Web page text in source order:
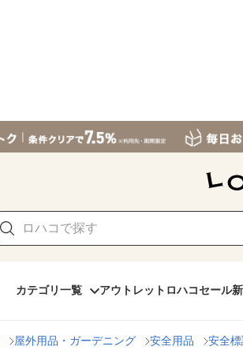
カテゴリ一覧 アウトレット ロハコセール
屋外用品・ガーデニング 安全用品 安全